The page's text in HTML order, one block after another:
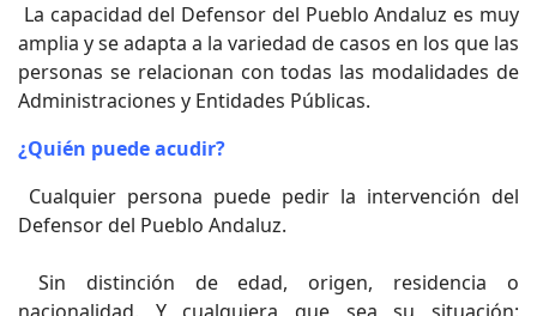
La capacidad del Defensor del Pueblo Andaluz es muy
amplia y se adapta a la variedad de casos en los que las
personas se relacionan con todas las modalidades de
Administraciones y Entidades Públicas.
¿Quién puede acudir?
Cualquier persona puede pedir la intervención del
Defensor del Pueblo Andaluz.
Sin distinción de edad, origen, residencia o